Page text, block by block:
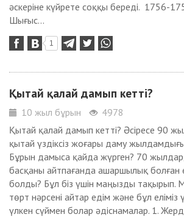
әскеріне күйрете соққы береді. 1756-
Шығыс...
1
Қытай қалай дамып кетті?
10 жыл бұрын
4978
Қытай қалай дамып кетті? Әсіресе 90
қытай үздіксіз жоғары даму
Бұрын дамыса қайда жүрген? 70
басқаны айтпағанда ашаршылық болған
болды? Бұл біз үшін маңызды тақырып.
төрт нәрсені айтар едім және бұл еліміз
үлкен сүймен болар әдіснамалар. 1.